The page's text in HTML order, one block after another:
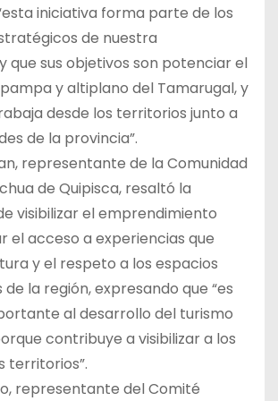
iniciativa forma parte de los
de nuestra
que sus objetivos son potenciar el
y altiplano del Tamarugal, y
desde los territorios junto a
de la provincia”.
representante de la Comunidad
de Quipisca, resaltó la
visibilizar el emprendimiento
el acceso a experiencias que
y el respeto a los espacios
la región, expresando que “es
al desarrollo del turismo
contribuye a visibilizar a los
territorios”.
representante del Comité